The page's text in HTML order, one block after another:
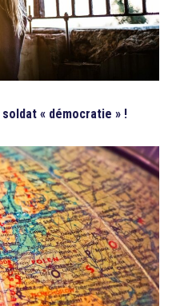
« démocratie » !